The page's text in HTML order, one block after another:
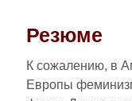
Резюме
К сожалению, в
Европы